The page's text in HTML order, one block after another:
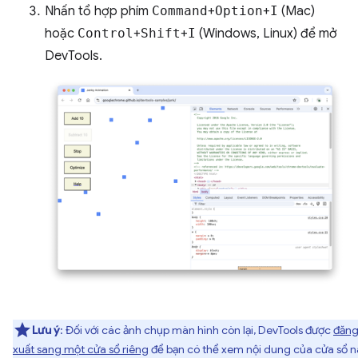
Nhấn tổ hợp phím Command+Option+I (Mac)
hoặc Control+Shift+I (Windows, Linux) để mở
DevTools.
Lưu ý: Đối với các ảnh chụp màn hình còn lại, DevTools đượcđăng
xuất sang một cửa sổ riêng để bạn có thể xem nội dung của cửa sổ